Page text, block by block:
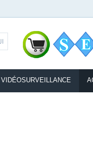
VIDÉOSURVEILLANCE